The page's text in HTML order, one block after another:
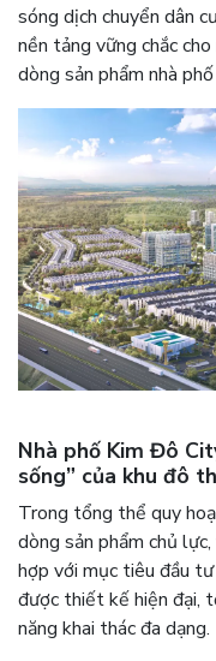
sóng dịch chuyển dân
nền tảng vững chắc
dòng sản phẩm nhà
Nhà phố Kim Đô
sống” của khu đô
Trong tổng thể quy
dòng sản phẩm chủ
hợp với mục tiêu đầu tư
được thiết kế hiện đại,
năng khai thác đa dạng.